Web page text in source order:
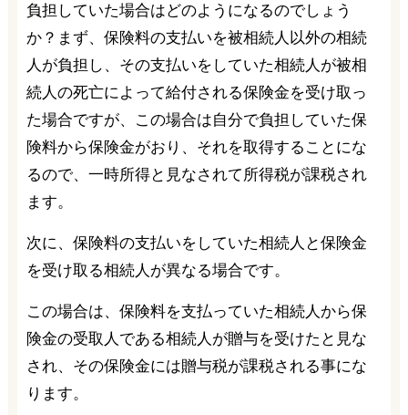
負担していた場合はどのようになるのでしょう
か？まず、保険料の支払いを被相続人以外の相続
人が負担し、その支払いをしていた相続人が被相
続人の死亡によって給付される保険金を受け取っ
た場合ですが、この場合は自分で負担していた保
険料から保険金がおり、それを取得することにな
るので、一時所得と見なされて所得税が課税され
ます。
次に、保険料の支払いをしていた相続人と保険金
を受け取る相続人が異なる場合です。
この場合は、保険料を支払っていた相続人から保
険金の受取人である相続人が贈与を受けたと見な
され、その保険金には贈与税が課税される事にな
ります。